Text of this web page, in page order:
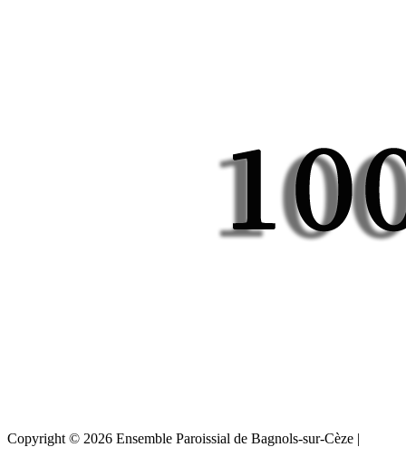
Copyright © 2026 Ensemble Paroissial de Bagnols-sur-Cèze |